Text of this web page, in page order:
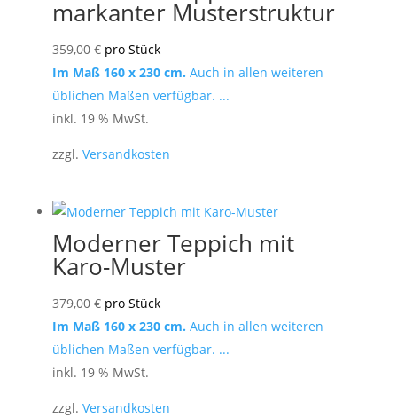
markanter Musterstruktur
359,00 € pro Stück
Im Maß 160 x 230 cm. Auch in allen weiteren
üblichen Maßen verfügbar. ...
inkl. 19 % MwSt.
zzgl. Versandkosten
Moderner Teppich mit
Karo-Muster
379,00 € pro Stück
Im Maß 160 x 230 cm. Auch in allen weiteren
üblichen Maßen verfügbar. ...
inkl. 19 % MwSt.
zzgl. Versandkosten